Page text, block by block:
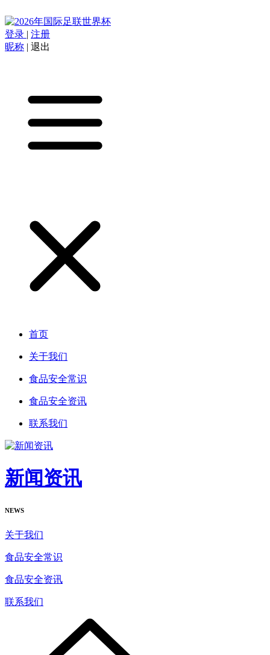
登录 | 注册
昵称 | 退出
首页
关于我们
食品安全常识
食品安全资讯
联系我们
新闻资讯
NEWS
关于我们
食品安全常识
食品安全资讯
联系我们